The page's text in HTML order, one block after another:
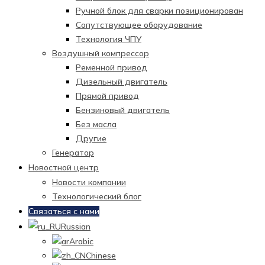
Ручной блок для сварки позиционирован
Сопутствующее оборудование
Технология ЧПУ
Воздушный компрессор
Ременной привод
Дизельный двигатель
Прямой привод
Бензиновый двигатель
Без масла
Другие
Генератор
Новостной центр
Новости компании
Технологический блог
Связаться с нами
Russian
Arabic
Chinese